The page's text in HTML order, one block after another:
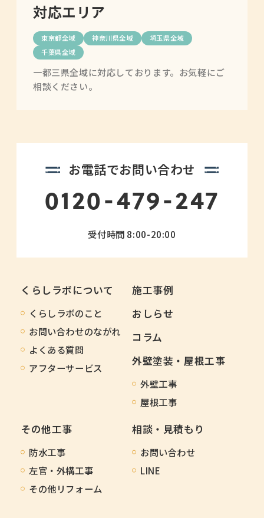
くらしラボについて
くらしラボのこと
お問い合わせのながれ
よくある質問
アフターサービス
施工事例
おしらせ
コラム
外壁塗装・屋根工事
外壁工事
屋根工事
その他工事
防水工事
左官・外構工事
その他リフォーム
相談・見積もり
お問い合わせ
LINE
お電話でお問い合わせ
0120-479-247
受付時間 8:00-20:00
対応エリア
東京都全域 神奈川県全域
埼玉県全域
千葉県全域
一都三県全域に対応しております。お気軽にご
相談ください。